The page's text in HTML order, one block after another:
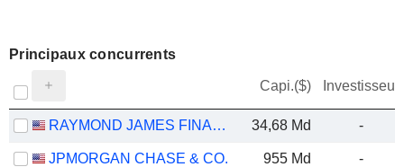
Principaux concurrents
Capi.($) Investisseur
RAYMOND JAMES FINANCIAL, INC. 34,68 Md -
JPMORGAN CHASE & CO. 955 Md -